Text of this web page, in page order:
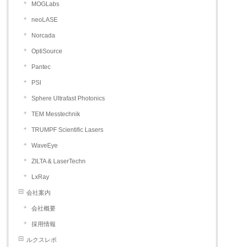
MOGLabs
neoLASE
Norcada
OptiSource
Pantec
PSI
Sphere Ultrafast Photonics
TEM Messtechnik
TRUMPF Scientific Lasers
WaveEye
ZILTA & LaserTechn
LxRay
会社案内
会社概要
採用情報
ルクスレポ